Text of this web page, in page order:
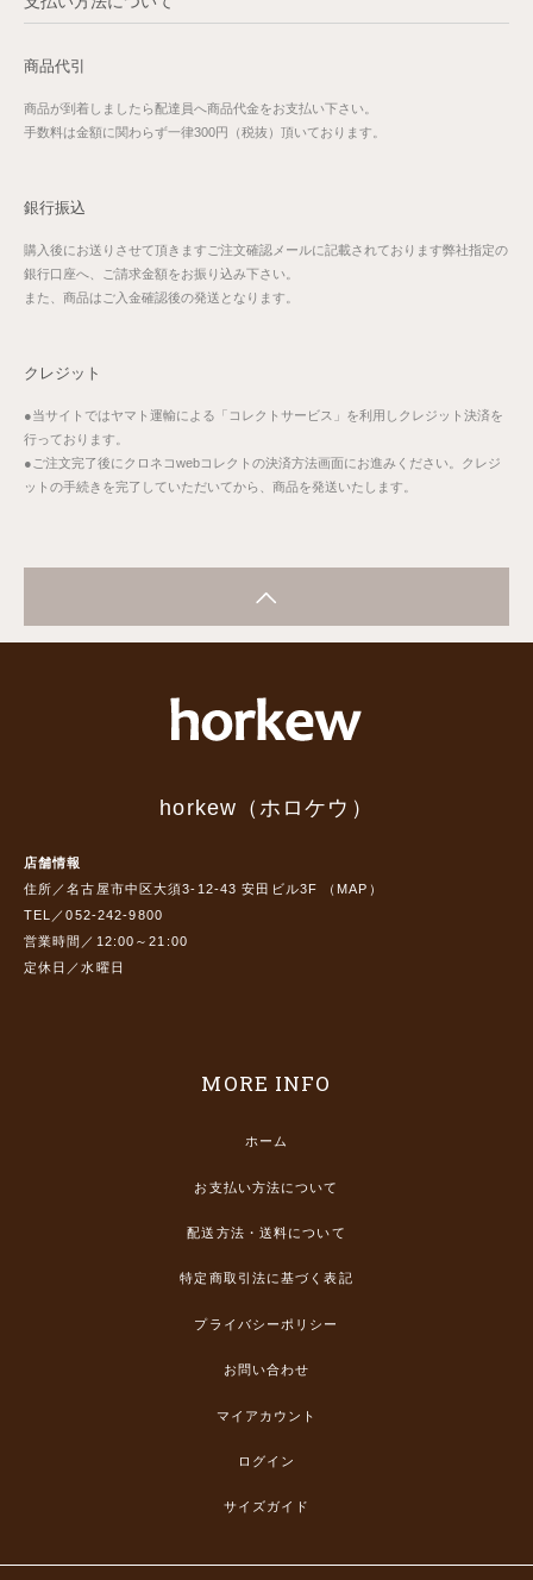
商品代引
商品が到着しましたら配達員へ商品代金をお支払い下さい。
手数料は金額に関わらず一律300円（税抜）頂いております。
銀行振込
購入後にお送りさせて頂きますご注文確認メールに記載されております弊社指定の
銀行口座へ、ご請求金額をお振り込み下さい。
また、商品はご入金確認後の発送となります。
クレジット
●当サイトではヤマト運輸による「コレクトサービス」を利用しクレジット決済を
行っております。
●ご注文完了後にクロネコwebコレクトの決済方法画面にお進みください。クレジ
ットの手続きを完了していただいてから、商品を発送いたします。
horkew（ホロケウ）
店舗情報
住所／名古屋市中区大須3-12-43 安田ビル3F （ MAP ）
TEL／052-242-9800
営業時間／12:00～21:00
定休日／水曜日
MORE INFO
ホーム
お支払い方法について
配送方法・送料について
特定商取引法に基づく表記
プライバシーポリシー
お問い合わせ
マイアカウント
ログイン
サイズガイド